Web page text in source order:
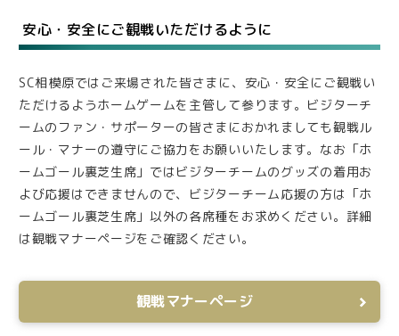
安心・安全にご観戦いただけるように
SC相模原ではご来場された皆さまに、安心・安全にご観戦い
ただけるようホームゲームを主管して参ります。ビジターチ
ームのファン・サポーターの皆さまにおかれましても観戦ル
ール・マナーの遵守にご協力をお願いいたします。なお「ホ
ームゴール裏芝生席」ではビジターチームのグッズの着用お
よび応援はできませんので、ビジターチーム応援の方は「ホ
ームゴール裏芝生席」以外の各席種をお求めください。詳細
は観戦マナーページをご確認ください。
観戦マナーページ